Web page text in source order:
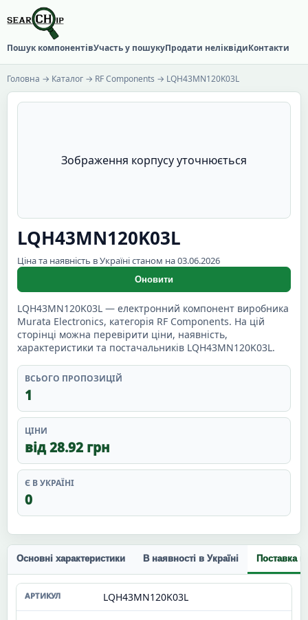
Пошук компонентівУчасть у пошукуПродати неліквідиКонтакти
Головна → Каталог → RF Components → LQH43MN120K03L
Зображення корпусу уточнюється
LQH43MN120K03L
Ціна та наявність в Україні станом на 03.06.2026
Оновити
LQH43MN120K03L — електронний компонент виробника
Murata Electronics, категорія RF Components. На цій
сторінці можна перевірити ціни, наявність,
характеристики та постачальників LQH43MN120K03L.
ВСЬОГО ПРОПОЗИЦІЙ
1
ЦІНИ
від 28.92 грн
Є В УКРАЇНІ
0
Основні характеристики В наявності в Україні Поставка
LQH43MN120K03L